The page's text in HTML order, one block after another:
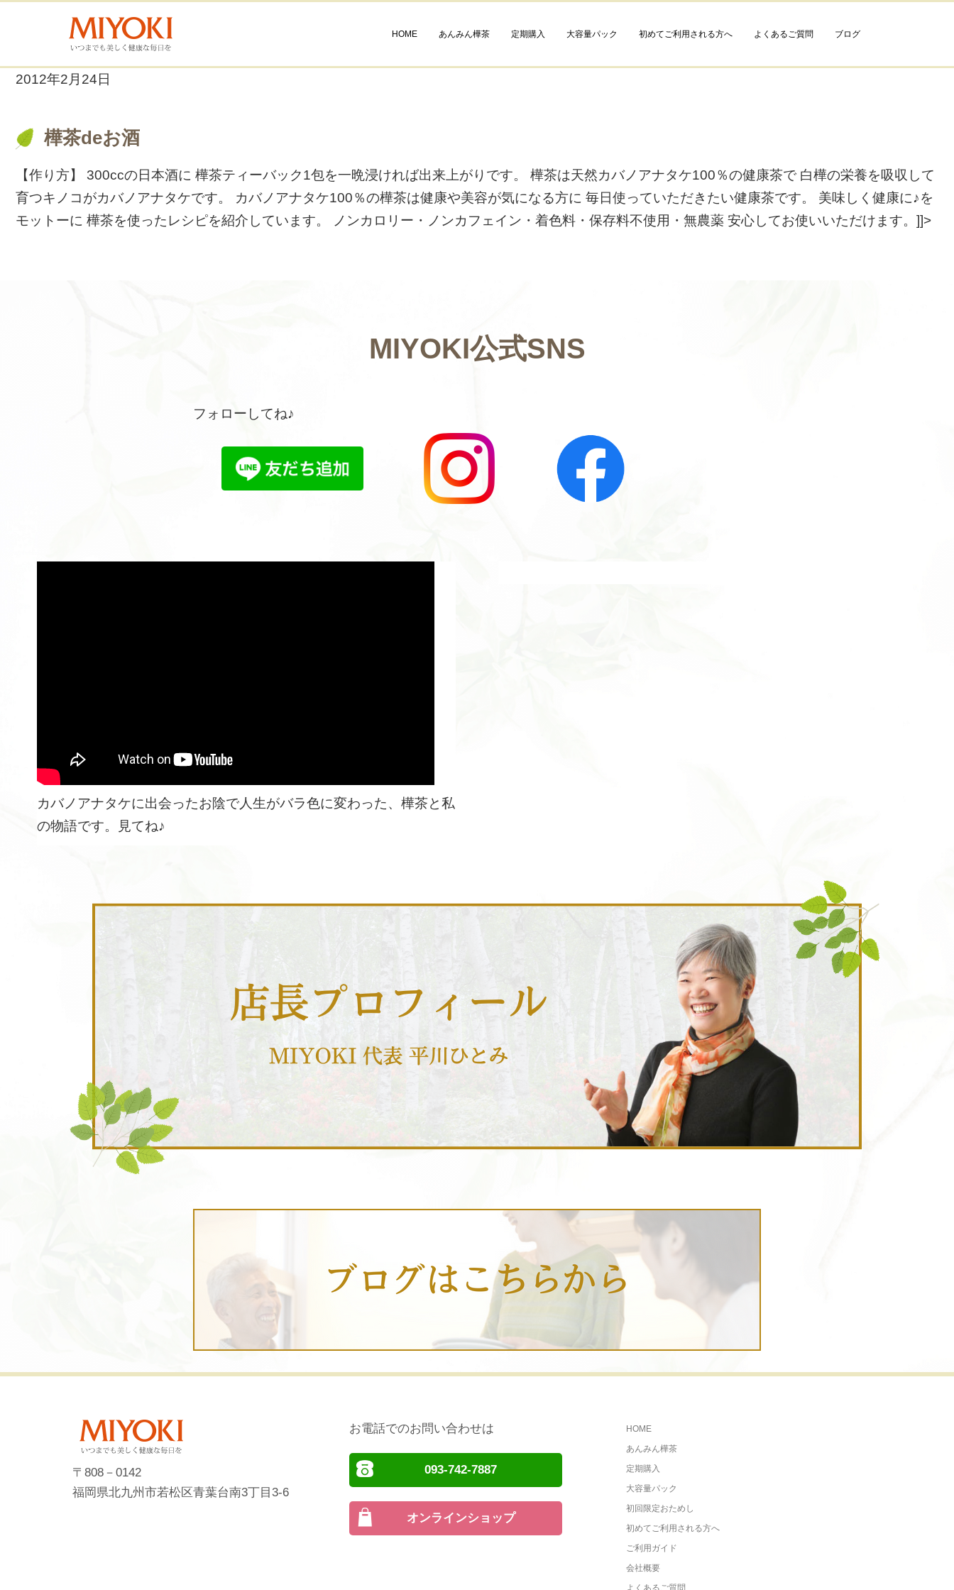
HOME あんみん樺茶 定期購入 大容量パック 初めてご利用される方へ よくあるご質問 ブログ
2012年2月24日
樺茶deお酒
【作り方】 300ccの日本酒に 樺茶ティーバック1包を一晩浸ければ出来上がりです。 樺茶は天然カバノアナタケ100％の健康茶で 白樺の栄養を吸収して
育つキノコがカバノアナタケです。 カバノアナタケ100％の樺茶は健康や美容が気になる方に 毎日使っていただきたい健康茶です。 美味しく健康に♪を
モットーに 樺茶を使ったレシピを紹介しています。 ノンカロリー・ノンカフェイン・着色料・保存料不使用・無農薬 安心してお使いいただけます。]]>
MIYOKI公式SNS
フォローしてね♪
カバノアナタケに出会ったお陰で人生がバラ色に変わった、樺茶と私
の物語です。見てね♪
〒808－0142
福岡県北九州市若松区青葉台南3丁目3-6
お電話でのお問い合わせは
093-742-7887
オンラインショップ
HOME
あんみん樺茶
定期購入
大容量パック
初回限定おためし
初めてご利用される方へ
ご利用ガイド
会社概要
よくあるご質問